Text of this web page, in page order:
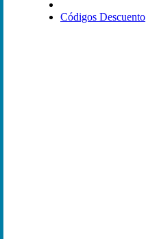
Códigos Descuento